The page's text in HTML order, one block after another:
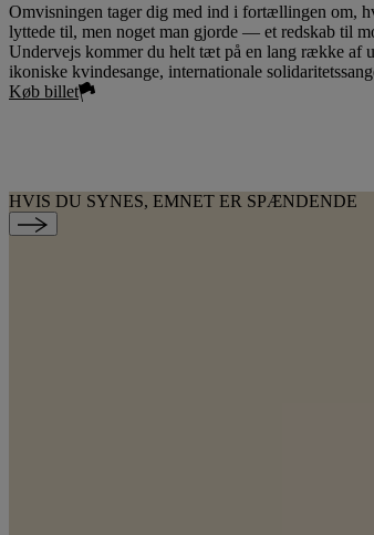
Omvisningen tager dig med ind i fortællingen om,
lyttede til, men noget man gjorde — et redskab til
Undervejs kommer du helt tæt på en lang række af
ikoniske kvindesange, internationale
Køb billet
HVIS DU SYNES, EMNET ER SPÆNDENDE